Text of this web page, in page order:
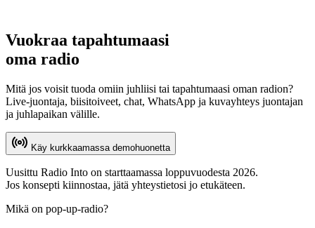
Vuokraa tapahtumaasi
oma radio
Mitä jos voisit tuoda omiin juhliisi tai tapahtumaasi oman radion?
Live-juontaja, biisitoiveet, chat, WhatsApp ja kuvayhteys juontajan
ja juhlapaikan välille.
Käy kurkkaamassa demohuonetta
Uusittu Radio Into on starttaamassa loppuvuodesta 2026.
Jos konsepti kiinnostaa, jätä yhteystietosi jo etukäteen.
Mikä on pop-up-radio?